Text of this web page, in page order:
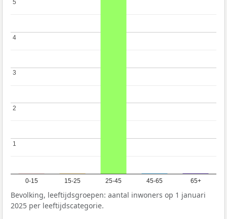
0-15 15-25 25-45 45-65 65+
1
1
2
2
3
3
4
4
5
5
Bevolking, leeftijdsgroepen: aantal inwoners op 1 januari
2025 per leeftijdscategorie.